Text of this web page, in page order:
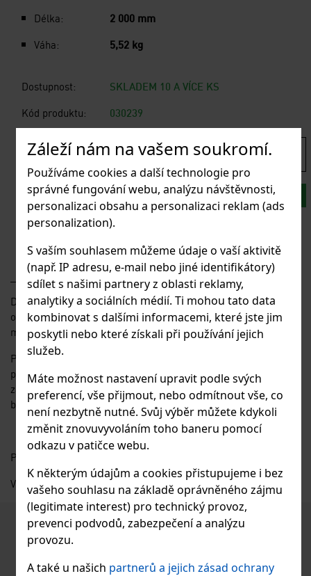
Záleží nám na vašem soukromí.
Používáme cookies a další technologie pro
správné fungování webu, analýzu návštěvnosti,
personalizaci obsahu a personalizaci reklam (ads
personalization).
S vaším souhlasem můžeme údaje o vaší aktivitě
(např. IP adresu, e-mail nebo jiné identifikátory)
sdílet s našimi partnery z oblasti reklamy,
analytiky a sociálních médií. Ti mohou tato data
kombinovat s dalšími informacemi, které jste jim
poskytli nebo které získali při používání jejich
služeb.
Máte možnost nastavení upravit podle svých
preferencí, vše přijmout, nebo odmítnout vše, co
není nezbytně nutné. Svůj výběr můžete kdykoli
změnit znovuvyvoláním toho baneru pomocí
odkazu v patičce webu.
K některým údajům a cookies přistupujeme i bez
vašeho souhlasu na základě oprávněného zájmu
(legitimate interest) pro technický provoz,
prevenci podvodů, zabezpečení a analýzu
provozu.
A také u našich partnerů a jejich zásad ochrany
Délka:
2 000 mm
Váha:
5,52 kg
Dostupnost:
SKLADEM 10 A VÍCE KS
Kód produktu:
030239
1 524 Kč 1 844 Kč
KS: DO KOŠÍKU
Budete nakupovat větší množství kusů?
Poptávkový formulář
Drátěná síta s volnější vazbou síta, velký poměr mezi velikostí
oka a průměrem drátu. Síto lze dodat v rolích nebo formátech
max. do šíře 2000mm.
Použití: do plotových rámů; kryty; zábrany; dělící stěny; stěny
přepravních palet, regálů; kovový nábytek; schodišťové
zábradlí; klece pro chov; třídicí síta; architektura; zábrany pro
bazény apod.
Pozor: výrobek má ostré hrany
Výrobce: SIKR, s.r.o., Heřmanice okres Liberec; sikr@sikr.eu
Podobné produkty
SP schodišťový stupeň 30x30/30x3 žárový
zinek 1x0,27 m